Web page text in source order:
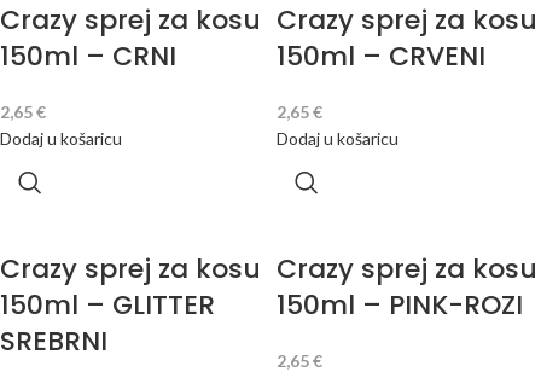
Crazy sprej za kosu
150ml – CRNI
2,65€
Dodaj u košaricu
Crazy sprej za kosu
150ml – CRVENI
2,65€
Dodaj u košaricu
Crazy sprej za kosu
150ml – GLITTER
SREBRNI
Crazy sprej za kosu
150ml – PINK-ROZI
2,65€